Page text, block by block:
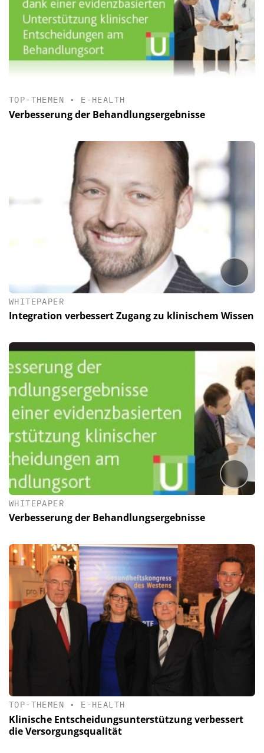
TOP-THEMEN • E-HEALTH
Verbesserung der Behandlungsergebnisse
WHITEPAPER
Integration verbessert Zugang zu klinischem Wissen
WHITEPAPER
Verbesserung der Behandlungsergebnisse
TOP-THEMEN • E-HEALTH
Klinische Entscheidungsunterstützung verbessert
die Versorgungsqualität